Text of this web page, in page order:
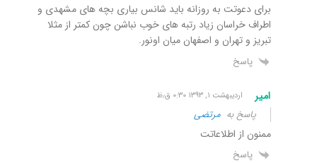
برای دعوتت به روزانه باید شانس بیاری بچه های مشهدی و
اطراف خراسان زیاد رتبه های خوب نباشن چون کمتر از مثلا
تبریز و تهران و اصفهان میان اونور.
پاسخ
امیر اردیبهشت ۱, ۱۳۹۳ ۰:۳۰ ق٫ظ
پاسخ به مرتضی
ممنون از اطلاعاتت
پاسخ